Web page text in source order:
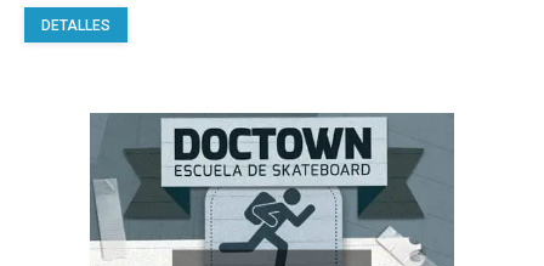
DETALLES
múltiples
variantes.
Las
opciones
se